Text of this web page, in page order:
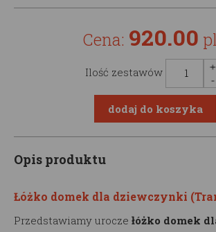
Cena: 920.00
Ilość zestawów
Opis produktu
Łóżko domek dla dziewczynki
Przedstawiamy urocze łóżko domek